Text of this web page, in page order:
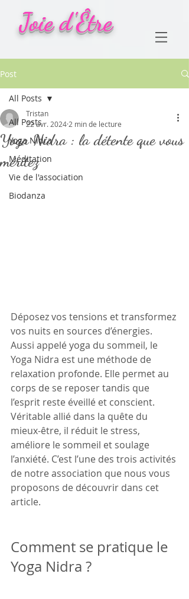
Joie d'Être
Post
All Posts
Yoga Nidra
Méditation
Vie de l'association
Biodanza
All Posts
Yoga Nidra : la détente que vous
méritez
Tristan
22 avr. 2024 2 min de lecture
Déposez vos tensions et transformez
vos nuits en sources d’énergies.
Aussi appelé yoga du sommeil, le
Yoga Nidra est une méthode de
relaxation profonde. Elle permet au
corps de se reposer tandis que
l’esprit reste éveillé et conscient.
Véritable allié dans la quête du
mieux-être, il réduit le stress,
améliore le sommeil et soulage
l’anxiété. C’est l’une des trois activités
de notre association que nous vous
proposons de découvrir dans cet
article.
Comment se pratique le
Yoga Nidra ?